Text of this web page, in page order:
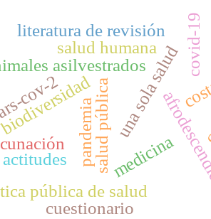
una sola salud
asilvestrados
salud pública
pública de salud
pandemia
actitudes
cuestionario
medicina
salud humana
literatura de revisión covid-19
cov-2